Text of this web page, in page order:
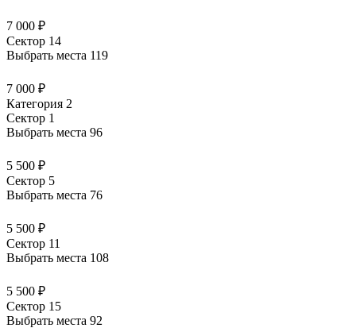
7 000 ₽
Сектор 14
Выбрать места 119
7 000 ₽
Категория 2
Сектор 1
Выбрать места 96
5 500 ₽
Сектор 5
Выбрать места 76
5 500 ₽
Сектор 11
Выбрать места 108
5 500 ₽
Сектор 15
Выбрать места 92